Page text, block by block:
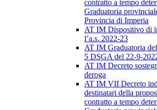
contratto a tempo
Graduatoria
Provincia di Imperia
AT IM Dispositivo di
l’a.s. 2022-23
AT IM Graduatoria
5 DSGA del 22-9-
AT IM Decreto
deroga
AT IM VII Decreto
destinatari della
contratto a tempo